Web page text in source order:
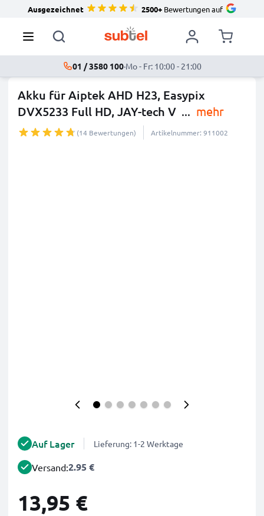
Ausgezeichnet 2500+Bewertungen auf
01 / 3580 100·Mo - Fr: 10:00 - 21:00
Akku für Aiptek AHD H23, Easypix
DVX5233 Full HD, JAY-tech V ... mehr
(14 Bewertungen) Artikelnummer: 911002
Auf Lager Lieferung: 1-2 Werktage
Versand:2.95 €
13,95 €